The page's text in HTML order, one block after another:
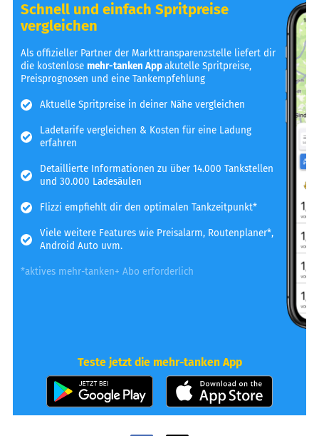
Schnell und einfach Spritpreise
vergleichen
Als offizieller Partner der Markttransparenzstelle liefert dir
die kostenlosemehr-tanken Appakutelle Spritpreise,
Preisprognosen und eine Tankempfehlung
Aktuelle Spritpreise in deiner Nähe vergleichen
Ladetarife vergleichen & Kosten für eine Ladung
erfahren
Detaillierte Informationen zu über 14.000 Tankstellen
und 30.000 Ladesäulen
Flizzi empfiehlt dir den optimalen Tankzeitpunkt*
Viele weitere Features wie Preisalarm, Routenplaner*,
Android Auto uvm.
*aktives mehr-tanken+ Abo erforderlich
Teste jetzt die mehr-tanken App